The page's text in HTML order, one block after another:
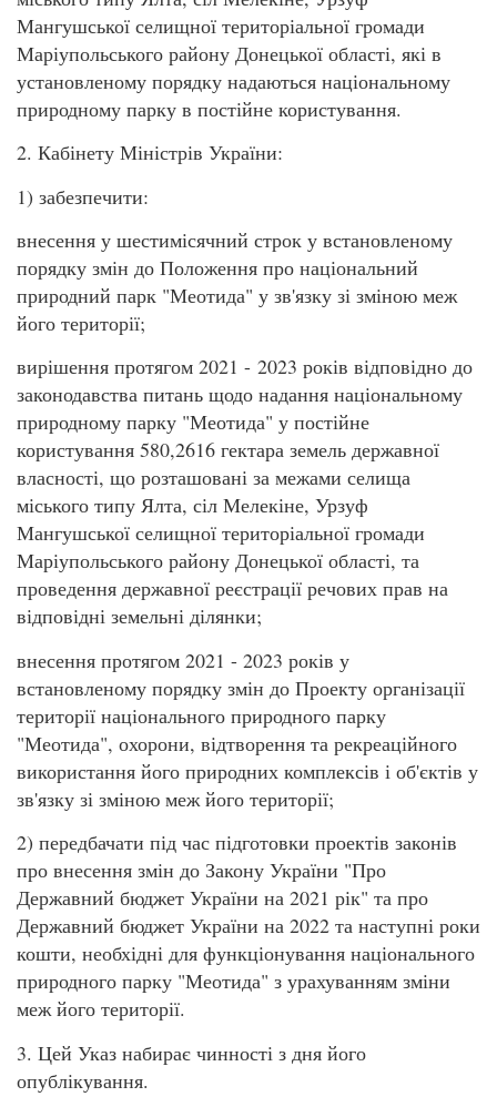
Мангушської селищної територіальної громади
Маріупольського району Донецької області, які в
установленому порядку надаються національному
природному парку в постійне користування.
2. Кабінету Міністрів України:
1) забезпечити:
внесення у шестимісячний строк у встановленому
порядку змін до Положення про національний
природний парк "Меотида" у зв'язку зі зміною меж
його території;
вирішення протягом 2021 - 2023 років відповідно до
законодавства питань щодо надання національному
природному парку "Меотида" у постійне
користування 580,2616 гектара земель державної
власності, що розташовані за межами селища
міського типу Ялта, сіл Мелекіне, Урзуф
Мангушської селищної територіальної громади
Маріупольського району Донецької області, та
проведення державної реєстрації речових прав на
відповідні земельні ділянки;
внесення протягом 2021 - 2023 років у
встановленому порядку змін до Проекту організації
території національного природного парку
"Меотида", охорони, відтворення та рекреаційного
використання його природних комплексів і об'єктів у
зв'язку зі зміною меж його території;
2) передбачати під час підготовки проектів законів
про внесення змін до Закону України "Про
Державний бюджет України на 2021 рік" та про
Державний бюджет України на 2022 та наступні роки
кошти, необхідні для функціонування національного
природного парку "Меотида" з урахуванням зміни
меж його території.
3. Цей Указ набирає чинності з дня його
опублікування.